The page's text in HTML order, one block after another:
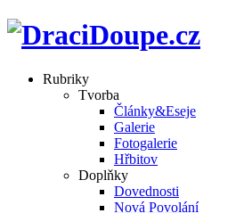
Rubriky
Tvorba
Články&Eseje
Galerie
Fotogalerie
Hřbitov
Doplňky
Dovednosti
Nová Povolání